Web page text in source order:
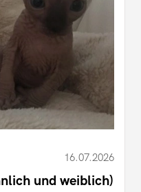
16.07.2026
und weiblich)